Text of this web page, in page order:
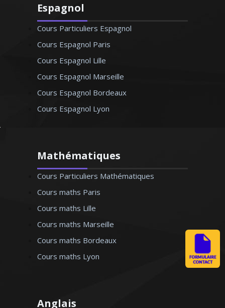
Espagnol
Cours Particuliers Espagnol
Cours Espagnol Paris
Cours Espagnol Lille
Cours Espagnol Marseille
Cours Espagnol Bordeaux
Cours Espagnol Lyon
Mathématiques
Cours Particuliers Mathématiques
Cours maths Paris
Cours maths Lille
Cours maths Marseille
Cours maths Bordeaux
Cours maths Lyon
Anglais